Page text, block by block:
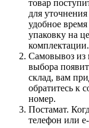
товар
для
удобное
упаковку на
комплектации.
Самовывоз из
выбора
склад, вам
обратитесь к
номер.
Постамат.
телефон или